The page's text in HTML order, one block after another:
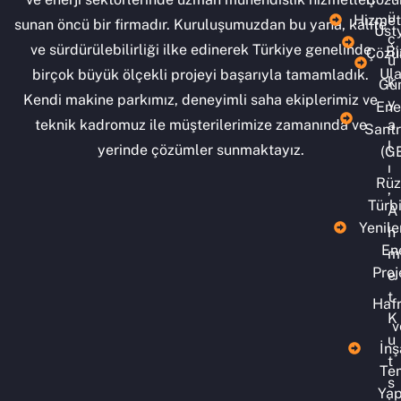
sunan öncü bir firmadır. Kuruluşumuzdan bu yana, kalite
ve sürdürülebilirliği ilke edinerek Türkiye genelinde
birçok büyük ölçekli projeyi başarıyla tamamladık.
Kendi makine parkımız, deneyimli saha ekiplerimiz ve
teknik kadromuz ile müşterilerimize zamanında ve
yerinde çözümler sunmaktayız.
ü
ç
ü
k
y
a
l
ı
,
A
h
m
e
t
K
u
t
s